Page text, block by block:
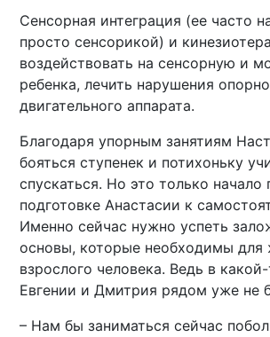
Сенсорная интеграция (ее часто
просто сенсорикой) и
воздействовать на сенсорную и
ребенка, лечить нарушения
двигательного аппарата.
Благодаря упорным занятиям
бояться ступенек и потихоньку
спускаться. Но это только начало
подготовке Анастасии к
Именно сейчас нужно успеть
основы, которые необходимы для
взрослого человека. Ведь в
Евгении и Дмитрия рядом уже не
– Нам бы заниматься сейчас